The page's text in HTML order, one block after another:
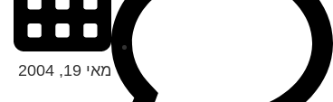
מאי 19, 2004